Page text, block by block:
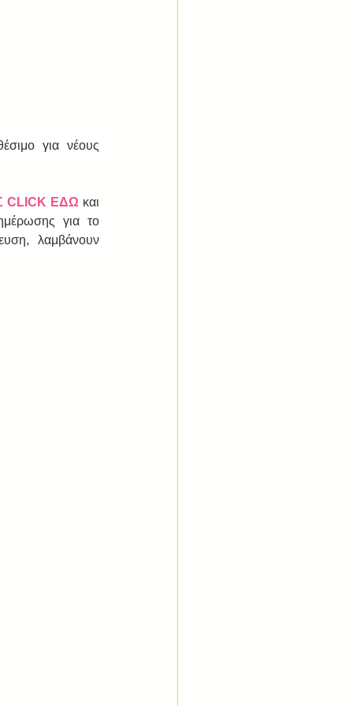
για νέους
CLICK ΕΔΩ και
για το
λαμβάνουν